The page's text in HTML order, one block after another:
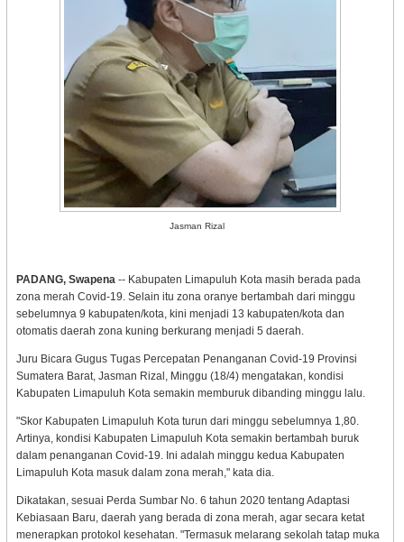
Jasman Rizal
PADANG, Swapena-- Kabupaten Limapuluh Kota masih berada pada
zona merah Covid-19. Selain itu zona oranye bertambah dari minggu
sebelumnya 9 kabupaten/kota, kini menjadi 13 kabupaten/kota dan
otomatis daerah zona kuning berkurang menjadi 5 daerah.
Juru Bicara Gugus Tugas Percepatan Penanganan Covid-19 Provinsi
Sumatera Barat, Jasman Rizal, Minggu (18/4) mengatakan, kondisi
Kabupaten Limapuluh Kota semakin memburuk dibanding minggu lalu.
"Skor Kabupaten Limapuluh Kota turun dari minggu sebelumnya 1,80.
Artinya, kondisi Kabupaten Limapuluh Kota semakin bertambah buruk
dalam penanganan Covid-19. Ini adalah minggu kedua Kabupaten
Limapuluh Kota masuk dalam zona merah," kata dia.
Dikatakan, sesuai Perda Sumbar No. 6 tahun 2020 tentang Adaptasi
Kebiasaan Baru, daerah yang berada di zona merah, agar secara ketat
menerapkan protokol kesehatan. "Termasuk melarang sekolah tatap muka